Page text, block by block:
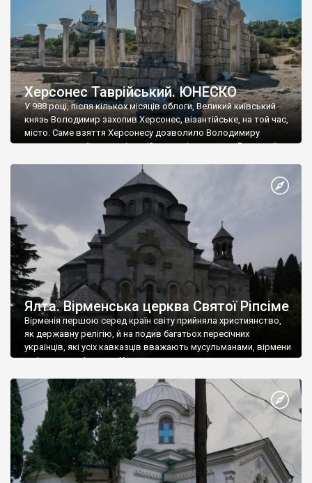
Херсонес Таврійський. ЮНЕСКО
У 988 році, після кількох місяців облоги, Великий київський
князь Володимир захопив Херсонес, візантійське, на той час,
місто. Саме взяття Херсонесу дозволило Володимиру
диктувати свої умови візантійському імператору Василю ІІ, та
Херсонесі Володимир-язичник, став Василем-християнином.
А потім було Хрещення Русі. На честь Херсонесу Таврійського
Ялта. Вірменська церква Святої Ріпсіме
Вірменія першою серед країн світу прийняла християнство,
як державну релігію, й на подив багатьох пересічних
українців, які усіх кавказців вважають мусульманами, вірмени
є відданими вірянами Христа